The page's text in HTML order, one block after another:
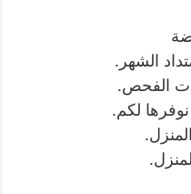
الشهر.
الفحص.
لكم.